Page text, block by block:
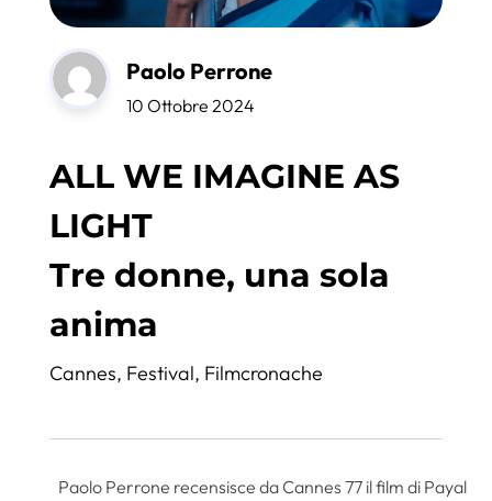
Paolo Perrone
10 Ottobre 2024
ALL WE IMAGINE AS
LIGHT
Tre donne, una sola
anima
Cannes, Festival, Filmcronache
Paolo Perrone recensisce da Cannes 77 il film di Payal